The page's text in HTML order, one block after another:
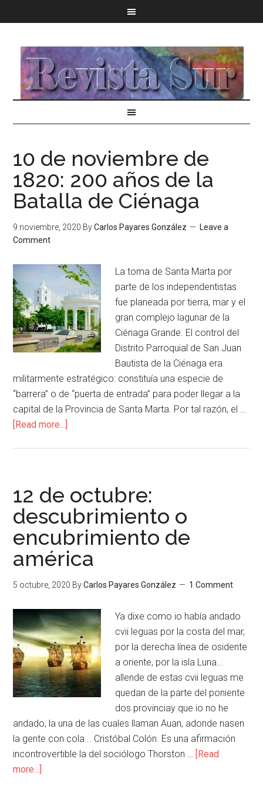
10 de noviembre de
1820: 200 años de la
Batalla de Ciénaga
9 noviembre, 2020 ByCarlos Payares González
Leave a
Comment
La toma de Santa Marta por
parte de los independentistas
fue planeada por tierra, mar y el
gran complejo lagunar de la
Ciénaga Grande. El control del
Distrito Parroquial de San Juan
Bautista de la Ciénaga era
militarmente estratégico: constituía una especie de
“barrera” o de “puerta de entrada” para poder llegar a la
capital de la Provincia de Santa Marta. Por tal razón, el …
[Read more...]
12 de octubre:
descubrimiento o
encubrimiento de
américa
5 octubre, 2020 ByCarlos Payares González 1 Comment
Ya dixe como io había andado
cvii leguas por la costa del mar,
por la derecha línea de osidente
a oriente, por la isla Luna...
allende de estas cvii leguas me
quedan de la parte del poniente
dos provinciay que io no he
andado, la una de las cuales llaman Auan, adonde nasen
la gente con cola... Cristóbal Colón. Es una afirmación
incontrovertible la del sociólogo Thorston … [Read
more...]